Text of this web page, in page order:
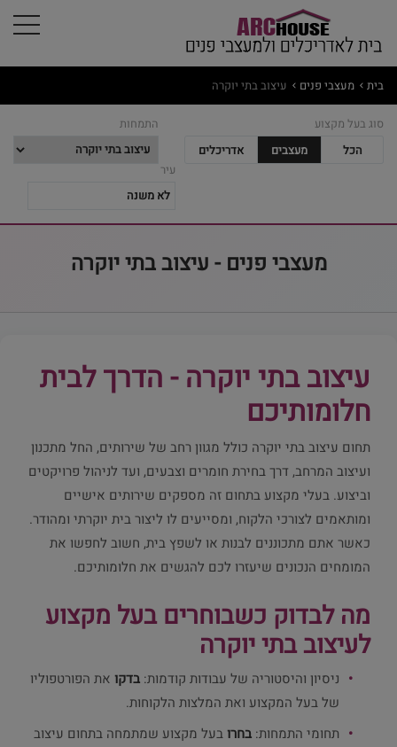
בית מעצבי פנים עיצוב בתי יוקרה
סוג בעל מקצוע
הכל
מעצבים אדריכלים
התמחות
עיר
מעצבי פנים - עיצוב בתי יוקרה
עיצוב בתי יוקרה - הדרך לבית
חלומותיכם
תחום עיצוב בתי יוקרה כולל מגוון רחב של שירותים, החל מתכנון
ועיצוב המרחב, דרך בחירת חומרים וצבעים, ועד לניהול פרויקטים
וביצוע. בעלי מקצוע בתחום זה מספקים שירותים אישיים
ומותאמים לצורכי הלקוח, ומסייעים לו ליצור בית יוקרתי ומהודר.
כאשר אתם מתכוננים לבנות או לשפץ בית, חשוב לחפשו את
המומחים הנכונים שיעזרו לכם להגשים את חלומותיכם.
מה לבדוק כשבוחרים בעל מקצוע
לעיצוב בתי יוקרה
ניסיון והיסטוריה של עבודות קודמות: בדקו את הפורטפוליו
של בעל המקצוע ואת המלצות הלקוחות.
תחומי התמחות: בחרובעל מקצוע שמתמחה בתחום עיצוב